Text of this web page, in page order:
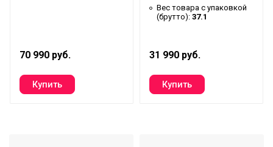
50
Макс. расход воздуха
720
Ширина упаковки товара
100
Работает с HOMMYN
Нет
70 990 руб.
Вес товара с упаковкой
(брутто): 37.1
31 990 руб.